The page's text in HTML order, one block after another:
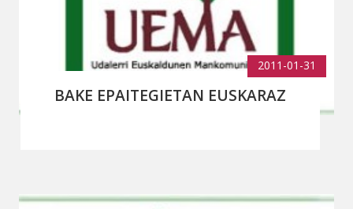
2011-01-31
BAKE EPAITEGIETAN EUSKARAZ